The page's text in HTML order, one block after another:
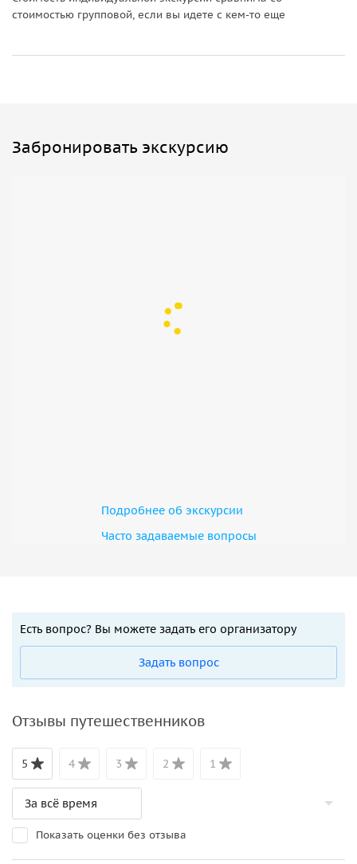
стоимостью групповой, если вы идете с кем-то еще
Забронировать экскурсию
Подробнее об экскурсии
Часто задаваемые вопросы
Есть вопрос? Вы можете задать его организатору
Задать вопрос
Отзывы путешественников
5 4 3 2 1
Показать оценки без отзыва